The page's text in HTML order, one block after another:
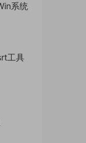
系统
工具